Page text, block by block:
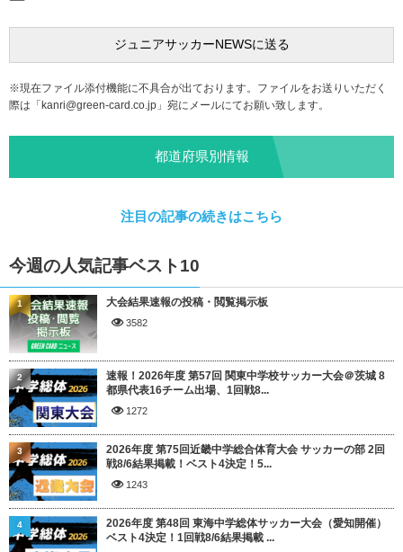
※現在ファイル添付機能に不具合が出ております。ファイルをお送りいただく
際は「 kanri@green-card.co.jp 」宛にメールにてお願い致します。
都道府県別情報
注目の記事の続きはこちら
今週の人気記事ベスト10
大会結果速報の投稿・閲覧掲示板
3582
1
速報！2026年度 第57回 関東中学校サッカー大会＠茨城 8
都県代表16チーム出場、1回戦8...
1272
2
2026年度 第75回近畿中学総合体育大会 サッカーの部 2回
戦8/6結果掲載！ベスト4決定！5...
1243
3
2026年度 第48回 東海中学総体サッカー大会（愛知開催）
ベスト4決定！1回戦8/6結果掲載 ...
4